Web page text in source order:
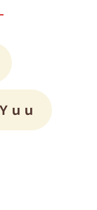
Ｙｕｕ